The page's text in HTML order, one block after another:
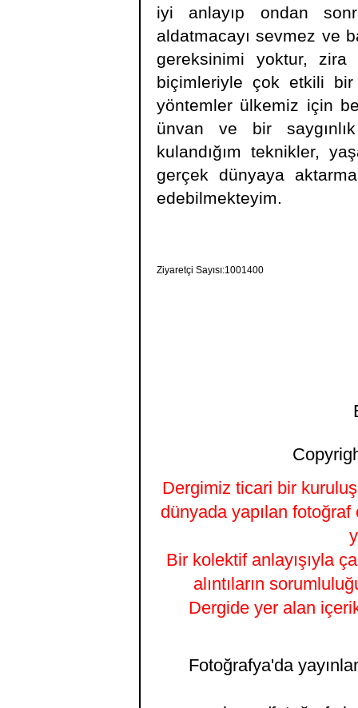
iyi anlayıp ondan
aldatmacayı sevmez ve
gereksinimi yoktur, zira
biçimleriyle çok etkili bir
yöntemler ülkemiz için
ünvan ve bir
kulandığım teknikler,
gerçek dünyaya
edebilmekteyim.
Ziyaretçi Sayısı:1001400
Dergimiz ticari bir kuruluş
dünyada yapılan fotoğraf
Bir kolektif anlayışıyla
alıntıların
Dergide yer alan
Fotoğrafya'da